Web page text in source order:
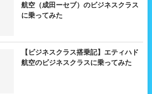
航空（成田ーセブ）のビジネスクラス
に乗ってみた
【ビジネスクラス搭乗記】エティハド
航空のビジネスクラスに乗ってみた